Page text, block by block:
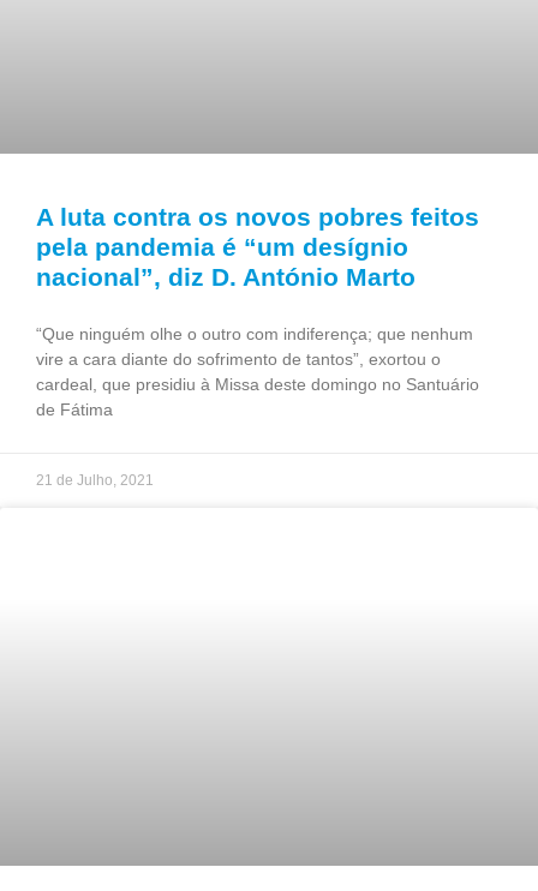
A luta contra os novos pobres feitos
pela pandemia é “um desígnio
nacional”, diz D. António Marto
“Que ninguém olhe o outro com indiferença; que nenhum
vire a cara diante do sofrimento de tantos”, exortou o
cardeal, que presidiu à Missa deste domingo no Santuário
de Fátima
21 de Julho, 2021